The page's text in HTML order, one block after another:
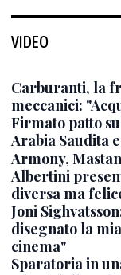
VIDEO
Carburanti, la
meccanici:
Firmato patto
Arabia Saudita
Armony,
Albertini
diversa ma
Joni
disegnato la
cinema"
Sparatoria in